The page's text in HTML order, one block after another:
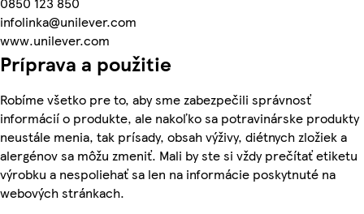
infolinka@unilever.com
www.unilever.com
Príprava a použitie
Robíme všetko pre to, aby sme zabezpečili správnosť
informácií o produkte, ale nakoľko sa potravinárske produkty
neustále menia, tak prísady, obsah výživy, diétnych zložiek a
alergénov sa môžu zmeniť. Mali by ste si vždy prečítať etiketu
výrobku a nespoliehať sa len na informácie poskytnuté na
webových stránkach.